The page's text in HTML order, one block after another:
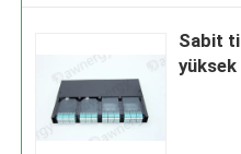
Sabit
yüksek